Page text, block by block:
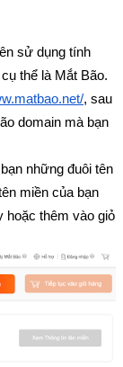
sử dụng tính
thể là Mắt Bão.
, sau
domain mà bạn
những đuôi tên
miền của bạn
hoặc thêm vào giỏ